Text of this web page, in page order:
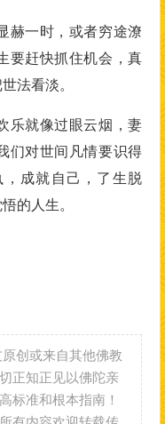
赫一时，或者穷途潦
要赶快抓住机会，真
法看淡。
乐就像过眼云烟，妻
们对世间凡情要识得
成就自己，了生脱
的人生。
创或来自其他佛教
正知正见以佛陀亲
标准和根本指南！